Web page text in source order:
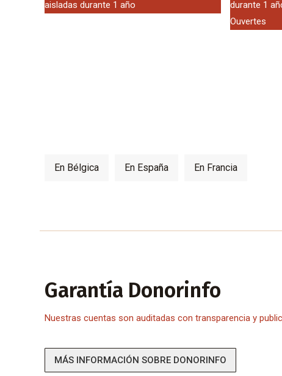
aisladas durante 1 año
durante 1
Ouvertes
En Bélgica En España En Francia
Garantía Donorinfo
Nuestras cuentas son auditadas con transparencia y
MÁS INFORMACIÓN SOBRE DONORINFO